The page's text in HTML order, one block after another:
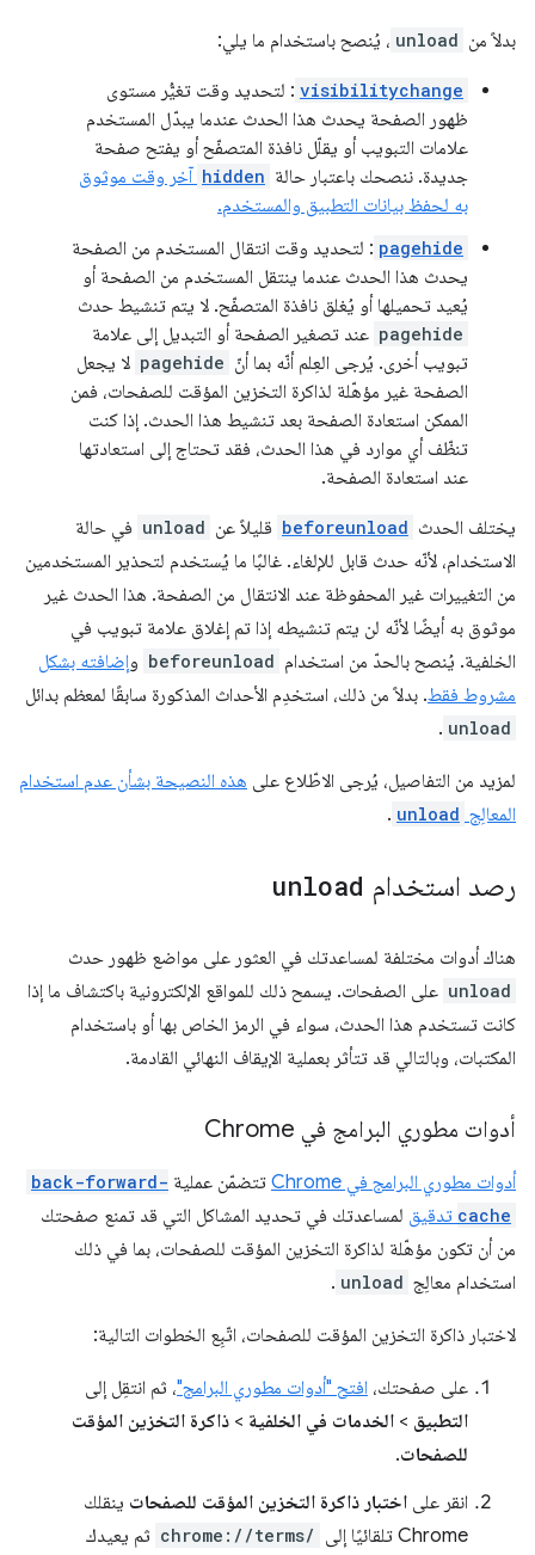
بدلاً من unload ، يُنصح باستخدام ما يلي:
visibilitychange : لتحديد وقت تغيُّر مستوى
ظهور الصفحة يحدث هذا الحدث عندما يبدّل المستخدم
علامات التبويب أو يقلّل نافذة المتصفّح أو يفتح صفحة
جديدة. ننصحك باعتبار حالة hidden آخر وقت موثوق
به لحفظ بيانات التطبيق والمستخدم.
pagehide : لتحديد وقت انتقال المستخدم من الصفحة
يحدث هذا الحدث عندما ينتقل المستخدم من الصفحة أو
يُعيد تحميلها أو يُغلق نافذة المتصفّح. لا يتم تنشيط حدث
pagehide عند تصغير الصفحة أو التبديل إلى علامة
تبويب أخرى. يُرجى العِلم أنّه بما أنّ pagehide لا يجعل
الصفحة غير مؤهّلة لذاكرة التخزين المؤقت للصفحات، فمن
الممكن استعادة الصفحة بعد تنشيط هذا الحدث. إذا كنت
تنظّف أي موارد في هذا الحدث، فقد تحتاج إلى استعادتها
عند استعادة الصفحة.
يختلف الحدث beforeunload قليلاً عن unload في حالة
الاستخدام، لأنّه حدث قابل للإلغاء. غالبًا ما يُستخدم لتحذير المستخدمين
من التغييرات غير المحفوظة عند الانتقال من الصفحة. هذا الحدث غير
موثوق به أيضًا لأنّه لن يتم تنشيطه إذا تم إغلاق علامة تبويب في
الخلفية. يُنصح بالحدّ من استخدام beforeunload وإضافته بشكل
مشروط فقط. بدلاً من ذلك، استخدِم الأحداث المذكورة سابقًا لمعظم بدائل
unload
.
لمزيد من التفاصيل، يُرجى الاطّلاع على هذه النصيحة بشأن عدم استخدام
المعالِج unload
.
رصد استخدام unload
هناك أدوات مختلفة لمساعدتك في العثور على مواضع ظهور حدث
unload على الصفحات. يسمح ذلك للمواقع الإلكترونية باكتشاف ما إذا
كانت تستخدم هذا الحدث، سواء في الرمز الخاص بها أو باستخدام
المكتبات، وبالتالي قد تتأثر بعملية الإيقاف النهائي القادمة.
أدوات مطوري البرامج في Chrome
أدوات مطوري البرامج في Chrome تتضمّن عملية back-forward-
cache تدقيق لمساعدتك في تحديد المشاكل التي قد تمنع صفحتك
من أن تكون مؤهّلة لذاكرة التخزين المؤقت للصفحات، بما في ذلك
استخدام معالِج unload
.
لاختبار ذاكرة التخزين المؤقت للصفحات، اتّبِع الخطوات التالية:
على صفحتك، افتح "أدوات مطوري البرامج"، ثم انتقِل إلى
التطبيق > الخدمات في الخلفية > ذاكرة التخزين المؤقت
للصفحات.
انقر على اختبار ذاكرة التخزين المؤقت للصفحات ينقلك
Chrome تلقائيًا إلى
chrome://terms/ ثم يعيدك